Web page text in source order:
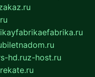
biletnadom.ru
hd.ruz-host.ru